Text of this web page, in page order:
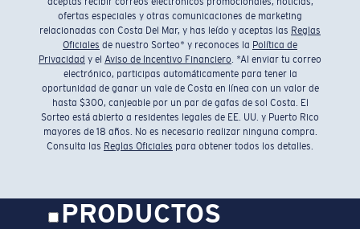
ofertas especiales y otras comunicaciones de marketing
relacionadas con Costa Del Mar, y has leído y aceptas las Reglas
Oficiales de nuestro Sorteo* y reconoces la Política de
Privacidad y el Aviso de Incentivo Financiero. *Al enviar tu correo
electrónico, participas automáticamente para tener la
oportunidad de ganar un vale de Costa en línea con un valor de
hasta $300, canjeable por un par de gafas de sol Costa. El
Sorteo está abierto a residentes legales de EE. UU. y Puerto Rico
mayores de 18 años. No es necesario realizar ninguna compra.
Consulta las Reglas Oficiales para obtener todos los detalles.
PRODUCTOS